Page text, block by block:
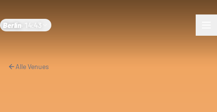
Berlin 14:43
Alle Venues